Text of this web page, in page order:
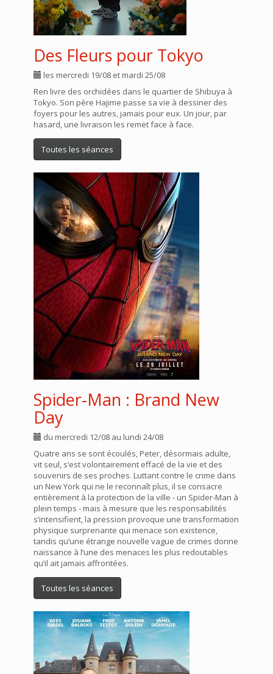
Des Fleurs pour Tokyo
les mercredi 19/08 et mardi 25/08
Ren livre des orchidées dans le quartier de Shibuya à
Tokyo. Son père Hajime passe sa vie à dessiner des
foyers pour les autres, jamais pour eux. Un jour, par
hasard, une livraison les remet face à face.
Toutes les séances
Spider-Man : Brand New
Day
du mercredi 12/08 au lundi 24/08
Quatre ans se sont écoulés, Peter, désormais adulte,
vit seul, s’est volontairement effacé de la vie et des
souvenirs de ses proches. Luttant contre le crime dans
un New York qui ne le reconnaît plus, il se consacre
entièrement à la protection de la ville - un Spider-Man à
plein temps - mais à mesure que les responsabilités
s’intensifient, la pression provoque une transformation
physique surprenante qui menace son existence,
tandis qu’une étrange nouvelle vague de crimes donne
naissance à l’une des menaces les plus redoutables
qu’il ait jamais affrontées.
Toutes les séances